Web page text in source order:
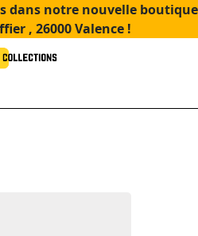
dans notre nouvelle boutique
, 26000 Valence !